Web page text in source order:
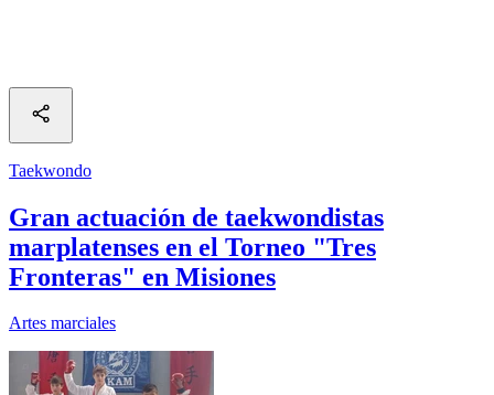
Taekwondo
Gran actuación de taekwondistas
marplatenses en el Torneo "Tres
Fronteras" en Misiones
Artes marciales